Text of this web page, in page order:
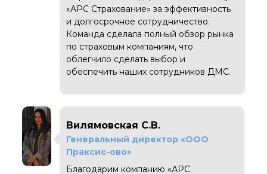
«АРС Страхование» за эффективность
и долгосрочное сотрудничество.
Команда сделала полный обзор рынка
по страховым компаниям, что
облегчило сделать выбор и
обеспечить наших сотрудников ДМС.
Благодарим компанию «АРС
Генеральный директор «ООО
Праксис-ово»
Вилямовская С.В.